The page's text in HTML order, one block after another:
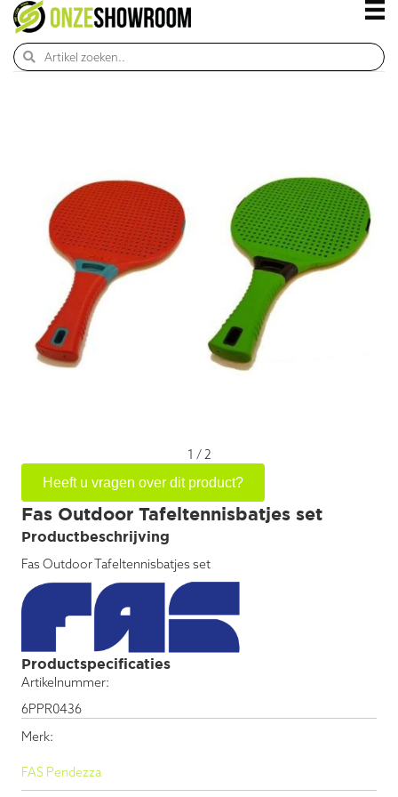
Productspecificaties
Artikelnummer:
6PPR0436
Merk:
FAS Pendezza
1 /2
Heeft u vragen over dit product?
Fas Outdoor Tafeltennisbatjes set
Productbeschrijving
Fas Outdoor Tafeltennisbatjes set